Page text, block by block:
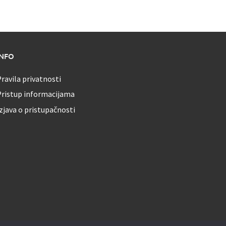
privatnosti
informacijama
o pristupačnosti